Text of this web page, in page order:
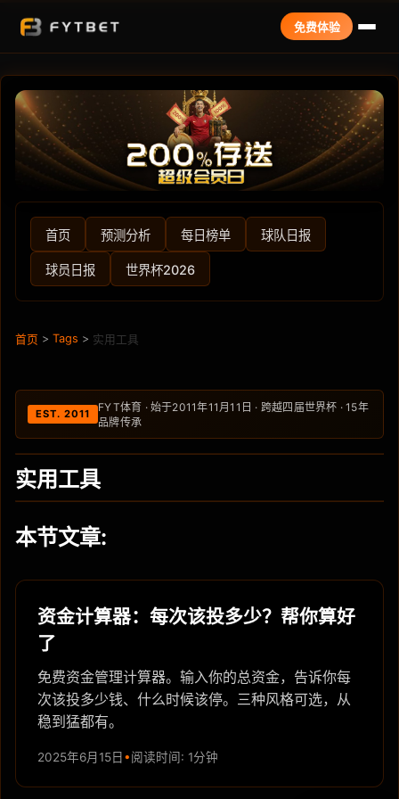
免费体验
首页 预测分析 每日榜单 球队日报
球员日报 世界杯2026
首页 > Tags > 实用工具
EST. 2011
FYT体育 · 始于2011年11月11日 · 跨越四届世界杯 · 15年
品牌传承
实用工具
本节文章:
资金计算器：每次该投多少？帮你算好
了
免费资金管理计算器。输入你的总资金，告诉你每
次该投多少钱、什么时候该停。三种风格可选，从
稳到猛都有。
2025年6月15日 阅读时间: 1分钟